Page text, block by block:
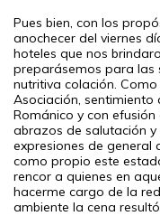
Pues bien, con los
anochecer del viernes
hoteles que nos
preparásemos para las
nutritiva colación.
Asociación,
Románico y con
abrazos de salutación
expresiones de general
como propio este
rencor a quienes en
hacerme cargo de la
ambiente la cena